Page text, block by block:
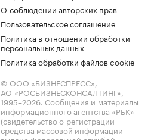
О соблюдении авторских прав
Пользовательское соглашение
Политика в отношении обработки
персональных данных
Политика обработки файлов cookie
© ООО «БИЗНЕСПРЕСС»,
АО «РОСБИЗНЕСКОНСАЛТИНГ»,
1995–2026. Сообщения и материалы
информационного агентства «РБК»
(свидетельство о регистрации
средства массовой информации